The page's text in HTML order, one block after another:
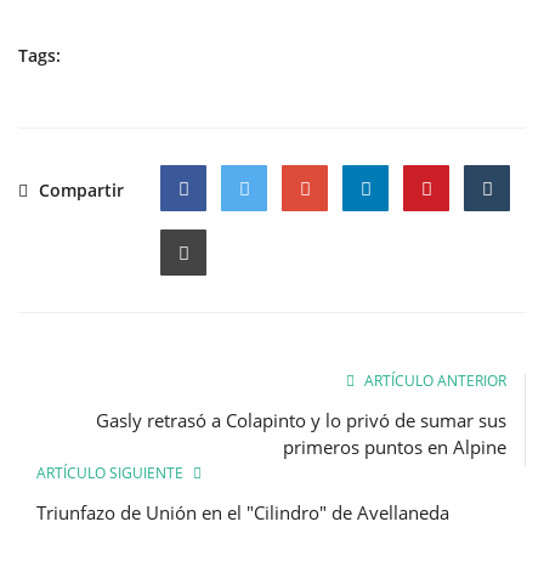
Tags:
Compartir
Facebook
ARTÍCULO ANTERIOR
Gasly retrasó a Colapinto y lo privó de sumar sus
primeros puntos en Alpine
ARTÍCULO SIGUIENTE
Triunfazo de Unión en el "Cilindro" de Avellaneda